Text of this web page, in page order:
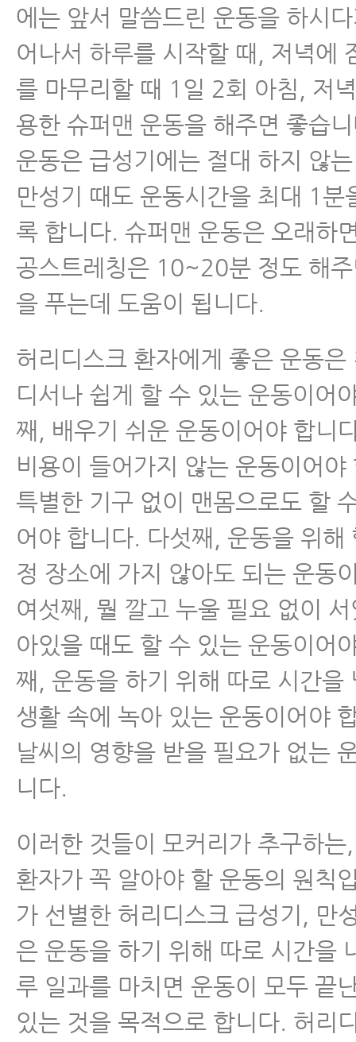
에는 앞서 말씀드린 운동을 하시
어나서 하루를 시작할 때, 저녁에
를 마무리할 때 1일 2회 아침, 저
용한 슈퍼맨 운동을 해주면 좋습
운동은 급성기에는 절대 하지 않
만성기 때도 운동시간을 최대 1분
록 합니다. 슈퍼맨 운동은 오래하
공스트레칭은 10~20분 정도 해
을 푸는데 도움이 됩니다.
허리디스크 환자에게 좋은 운동
디서나 쉽게 할 수 있는 운동이어
째, 배우기 쉬운 운동이어야 합니
비용이 들어가지 않는 운동이어
특별한 기구 없이 맨몸으로도 할
어야 합니다. 다섯째, 운동을 위해
정 장소에 가지 않아도 되는 운동
여섯째, 뭘 깔고 누울 필요 없이
아있을 때도 할 수 있는 운동이어
째, 운동을 하기 위해 따로 시간을
생활 속에 녹아 있는 운동이어야
날씨의 영향을 받을 필요가 없는
니다.
이러한 것들이 모커리가 추구하는
환자가 꼭 알아야 할 운동의 원칙
가 선별한 허리디스크 급성기, 만
은 운동을 하기 위해 따로 시간을
루 일과를 마치면 운동이 모두 끝
있는 것을 목적으로 합니다. 허리